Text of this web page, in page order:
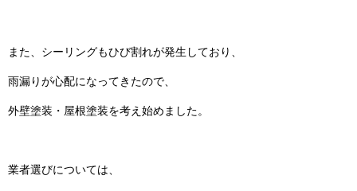
また、シーリングもひび割れが発生しており、
雨漏りが心配になってきたので、
外壁塗装・屋根塗装を考え始めました。
業者選びについては、